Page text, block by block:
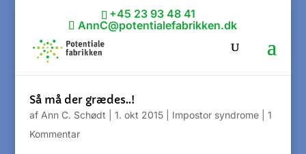
+45 23 93 48 41
AnnC@potentialefabrikken.dk
Så må der grædes..!
af Ann C. Schødt 1. okt 2015| Impostor syndrome| 1
Kommentar